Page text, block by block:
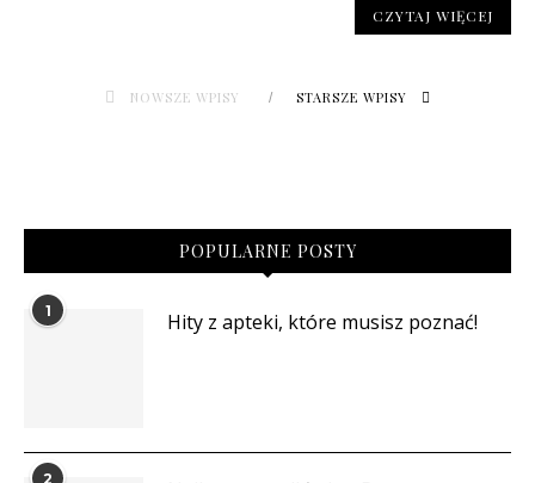
CZYTAJ WIĘCEJ
NOWSZE WPISY STARSZE WPISY
POPULARNE POSTY
1 Hity z apteki, które musisz poznać!
2